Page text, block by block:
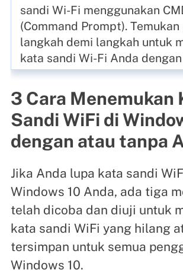
sandi Wi-Fi menggunakan
(Command Prompt).
langkah demi langkah untuk
kata sandi Wi-Fi Anda
3 Cara Menemukan
Sandi WiFi di
dengan atau tanpa
Jika Anda lupa kata sandi
Windows 10 Anda, ada tiga
telah dicoba dan diuji untuk
kata sandi WiFi yang hilang
tersimpan untuk semua
Windows 10.